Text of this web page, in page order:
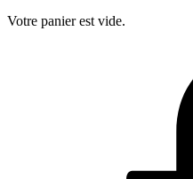
Votre panier est vide.